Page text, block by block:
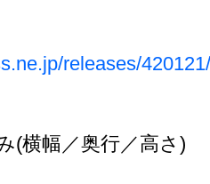
releases/
(横幅／奥行／高さ)